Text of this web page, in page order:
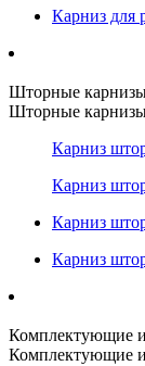
Карниз для
Шторные
Шторные
Карниз
Карниз
Карниз
Карниз
Комплектующие
Комплектующие